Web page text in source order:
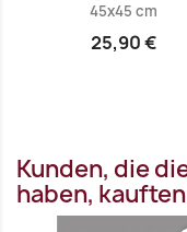
45x45 cm
25,90 €
Kunden, die
haben,